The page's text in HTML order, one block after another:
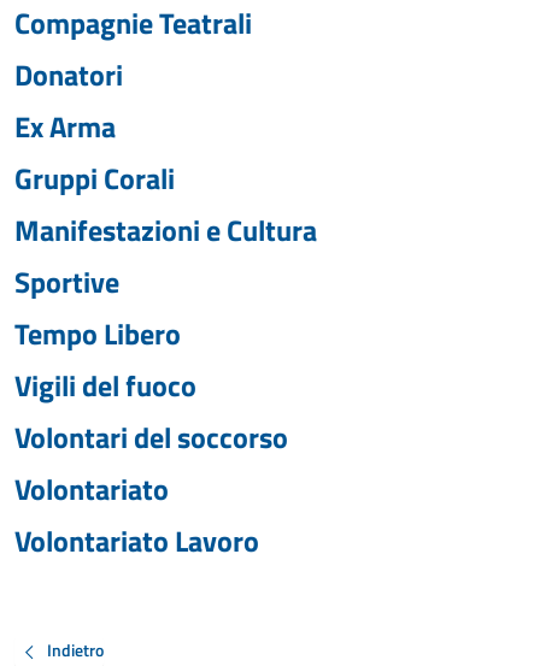
Compagnie Teatrali
Donatori
Ex Arma
Gruppi Corali
Manifestazioni e Cultura
Sportive
Tempo Libero
Vigili del fuoco
Volontari del soccorso
Volontariato
Volontariato Lavoro
Indietro